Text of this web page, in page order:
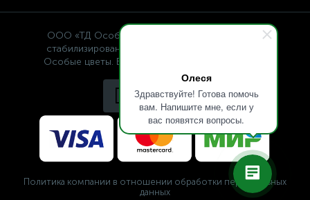
Олеся
Здравствуйте! Готова помочь
вам. Напишите мне, если у
вас появятся вопросы.
ООО «ТД Особые цветы» — интернет-магазин
стабилизированных растений, © Specialflowers
Особые цветы. Все права защищены 2009-2025.
Политика компании в отношении обработки персональных
данных